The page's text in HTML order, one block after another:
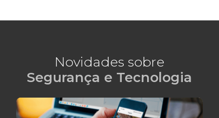
Novidades sobre
Segurança e Tecnologia